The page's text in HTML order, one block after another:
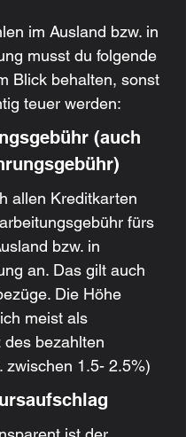
im Ausland bzw. in
musst du folgende
Blick behalten, sonst
teuer werden:
(auch
allen Kreditkarten
fürs
bzw. in
an. Das gilt auch
Die Höhe
meist als
des bezahlten
zwischen 1.5- 2.5%)